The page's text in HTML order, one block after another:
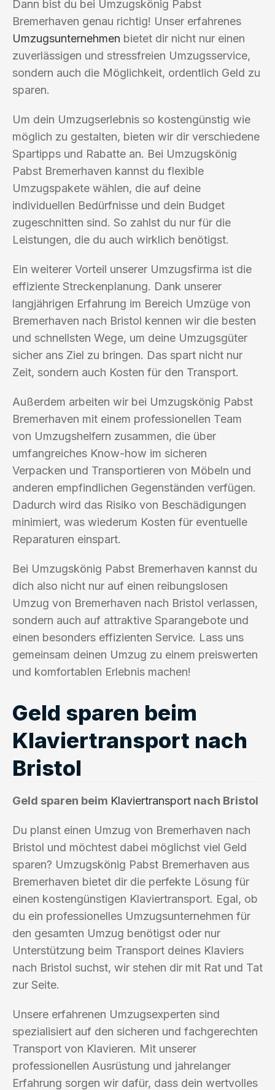
Dann bist du bei Umzugskönig Pabst
Bremerhaven genau richtig! Unser erfahrenes
Umzugsunternehmen bietet dir nicht nur einen
zuverlässigen und stressfreien Umzugsservice,
sondern auch die Möglichkeit, ordentlich Geld zu
sparen.
Um dein Umzugserlebnis so kostengünstig wie
möglich zu gestalten, bieten wir dir verschiedene
Spartipps und Rabatte an. Bei Umzugskönig
Pabst Bremerhaven kannst du flexible
Umzugspakete wählen, die auf deine
individuellen Bedürfnisse und dein Budget
zugeschnitten sind. So zahlst du nur für die
Leistungen, die du auch wirklich benötigst.
Ein weiterer Vorteil unserer Umzugsfirma ist die
effiziente Streckenplanung. Dank unserer
langjährigen Erfahrung im Bereich Umzüge von
Bremerhaven nach Bristol kennen wir die besten
und schnellsten Wege, um deine Umzugsgüter
sicher ans Ziel zu bringen. Das spart nicht nur
Zeit, sondern auch Kosten für den Transport.
Außerdem arbeiten wir bei Umzugskönig Pabst
Bremerhaven mit einem professionellen Team
von Umzugshelfern zusammen, die über
umfangreiches Know-how im sicheren
Verpacken und Transportieren von Möbeln und
anderen empfindlichen Gegenständen verfügen.
Dadurch wird das Risiko von Beschädigungen
minimiert, was wiederum Kosten für eventuelle
Reparaturen einspart.
Bei Umzugskönig Pabst Bremerhaven kannst du
dich also nicht nur auf einen reibungslosen
Umzug von Bremerhaven nach Bristol verlassen,
sondern auch auf attraktive Sparangebote und
einen besonders effizienten Service. Lass uns
gemeinsam deinen Umzug zu einem preiswerten
und komfortablen Erlebnis machen!
Geld sparen beim
Klaviertransport nach
Bristol
Geld sparen beim Klaviertransport nach Bristol
Du planst einen Umzug von Bremerhaven nach
Bristol und möchtest dabei möglichst viel Geld
sparen? Umzugskönig Pabst Bremerhaven aus
Bremerhaven bietet dir die perfekte Lösung für
einen kostengünstigen Klaviertransport. Egal, ob
du ein professionelles Umzugsunternehmen für
den gesamten Umzug benötigst oder nur
Unterstützung beim Transport deines Klaviers
nach Bristol suchst, wir stehen dir mit Rat und Tat
zur Seite.
Unsere erfahrenen Umzugsexperten sind
spezialisiert auf den sicheren und fachgerechten
Transport von Klavieren. Mit unserer
professionellen Ausrüstung und jahrelanger
Erfahrung sorgen wir dafür, dass dein wertvolles